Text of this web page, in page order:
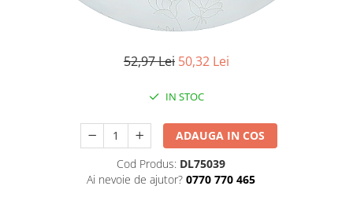
Lampi de birou
Becuri LED cu filament
Corpuri de emergenta
52,97 Lei 50,32 Lei
IN STOC
ADAUGA IN COS
Cod Produs: DL75039
Ai nevoie de ajutor? 0770 770 465